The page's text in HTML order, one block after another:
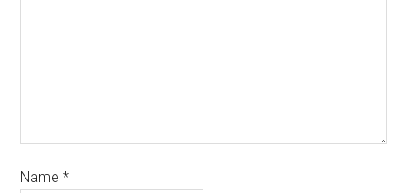
Name*